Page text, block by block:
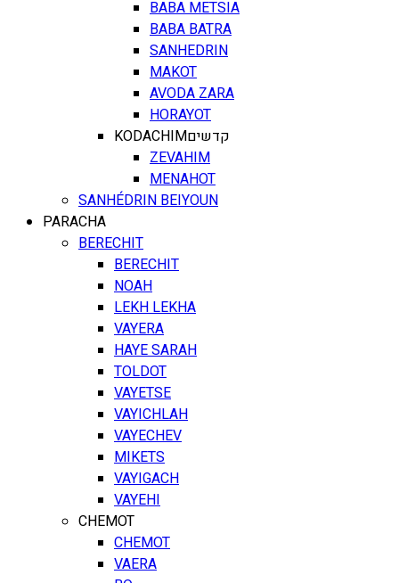
BABA METSIA
BABA BATRA
SANHEDRIN
MAKOT
AVODA ZARA
HORAYOT
KODACHIMקדשים
ZEVAHIM
MENAHOT
SANHÉDRIN BEIYOUN
PARACHA
BERECHIT
BERECHIT
NOAH
LEKH LEKHA
VAYERA
HAYE SARAH
TOLDOT
VAYETSE
VAYICHLAH
VAYECHEV
MIKETS
VAYIGACH
VAYEHI
CHEMOT
CHEMOT
VAERA